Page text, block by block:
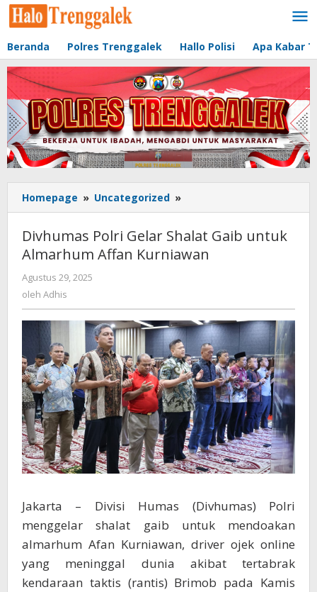
Lewati
ke
Beranda Polres Trenggalek Hallo Polisi Apa Kabar
Homepage » Uncategorized »
Polri
Shalat
Gaib
Divhumas Polri Gelar Shalat Gaib untuk
Almarhum Affan Kurniawan
Agustus 29, 2025
oleh Adhis
Jakarta – Divisi Humas (Divhumas) Polri
menggelar shalat gaib untuk mendoakan
almarhum Afan Kurniawan, driver ojek online
yang meninggal dunia akibat tertabrak
kendaraan taktis (rantis) Brimob pada Kamis